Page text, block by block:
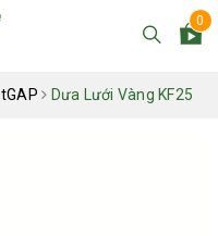
0
Dưa Lưới Vàng KF25